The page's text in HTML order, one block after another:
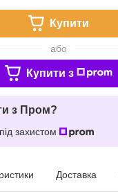
Купити
або
Купити з
з Пром?
захистом
Доставка